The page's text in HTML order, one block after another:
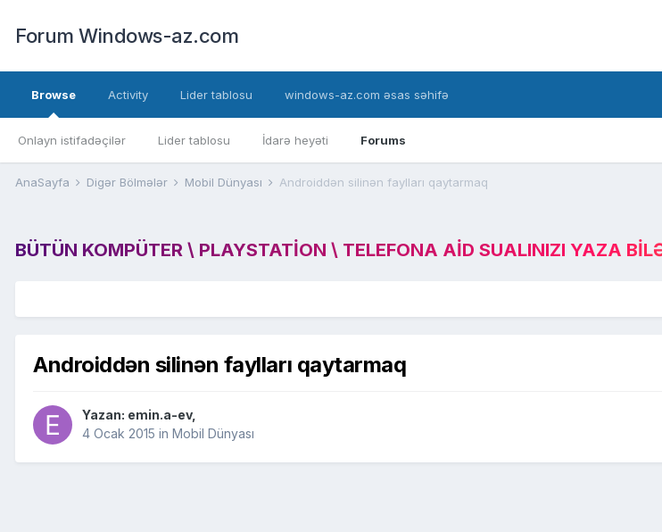
Forum Windows-az.com
Browse
Onlayn istifadəçilər Lider tablosu İdarə heyəti Forums
Activity Lider tablosu windows-az.com əsas səhifə
AnaSayfa Digər Bölmələr Mobil Dünyası Androiddən silinən faylları qaytarmaq
BÜTÜN KOMPÜTER \ PLAYSTATION \ TELEFONA AID SUALINIZI YAZA
Androiddən silinən faylları qaytarmaq
Yazan: emin.a-ev,
4 Ocak 2015 in Mobil Dünyası